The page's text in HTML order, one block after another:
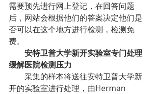
需要预先进行网上登记，在回答问题
后，网站会根据他们的答案决定他们是
否可以在这个地方进行检测，检测免
费。
安特卫普大学新开实验室专门处理
缓解医院检测压力
采集的样本将送往安特卫普大学新
开的实验室进行处理，由Herman